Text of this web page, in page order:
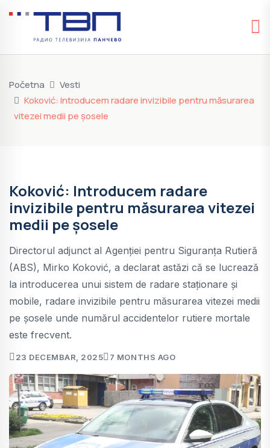
Početna
Vesti
Koković: Introducem radare invizibile pentru măsurarea
vitezei medii pe șosele
Koković: Introducem radare
invizibile pentru măsurarea vitezei
medii pe șosele
Directorul adjunct al Agenției pentru Siguranța Rutieră
(ABS), Mirko Koković, a declarat astăzi că se lucrează
la introducerea unui sistem de radare staționare și
mobile, radare invizibile pentru măsurarea vitezei medii
pe șosele unde numărul accidentelor rutiere mortale
este frecvent.
23 DECEMBAR, 2025 7 MONTHS AGO